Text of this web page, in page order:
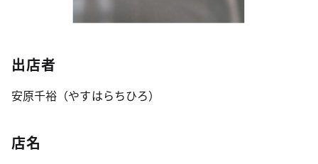
出店者
安原千裕（やすはらちひろ）
店名